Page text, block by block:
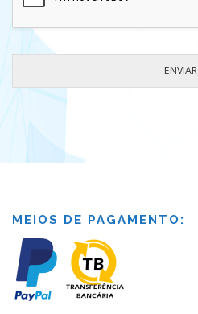
ENVIAR
MEIOS DE PAGAMENTO: